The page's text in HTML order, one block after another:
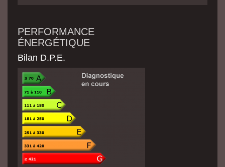
PERFORMANCE
ÉNERGÉTIQUE
Bilan D.P.E.